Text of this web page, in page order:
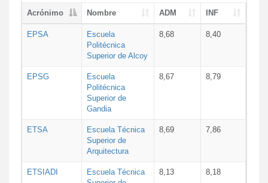
Acrónimo Nombre ADM INF
EPSA
Escuela
Politécnica
Superior de Alcoy
8,68 8,40
EPSG
Escuela
Politécnica
Superior de
Gandia
8,67 8,79
ETSA
Escuela Técnica
Superior de
Arquitectura
8,69 7,86
ETSIADI
Escuela Técnica
8,13 8,18